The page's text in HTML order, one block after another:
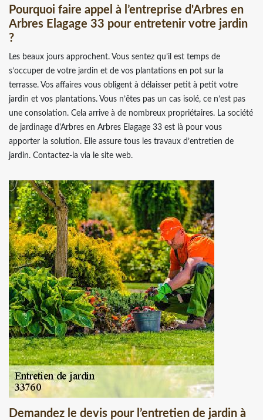
Pourquoi faire appel à l’entreprise d'Arbres en
Arbres Elagage 33 pour entretenir votre jardin
?
Les beaux jours approchent. Vous sentez qu’il est temps de
s’occuper de votre jardin et de vos plantations en pot sur la
terrasse. Vos affaires vous obligent à délaisser petit à petit votre
jardin et vos plantations. Vous n’êtes pas un cas isolé, ce n’est pas
une consolation. Cela arrive à de nombreux propriétaires. La société
de jardinage d'Arbres en Arbres Elagage 33 est là pour vous
apporter la solution. Elle assure tous les travaux d’entretien de
jardin. Contactez-la via le site web.
Demandez le devis pour l’entretien de jardin à